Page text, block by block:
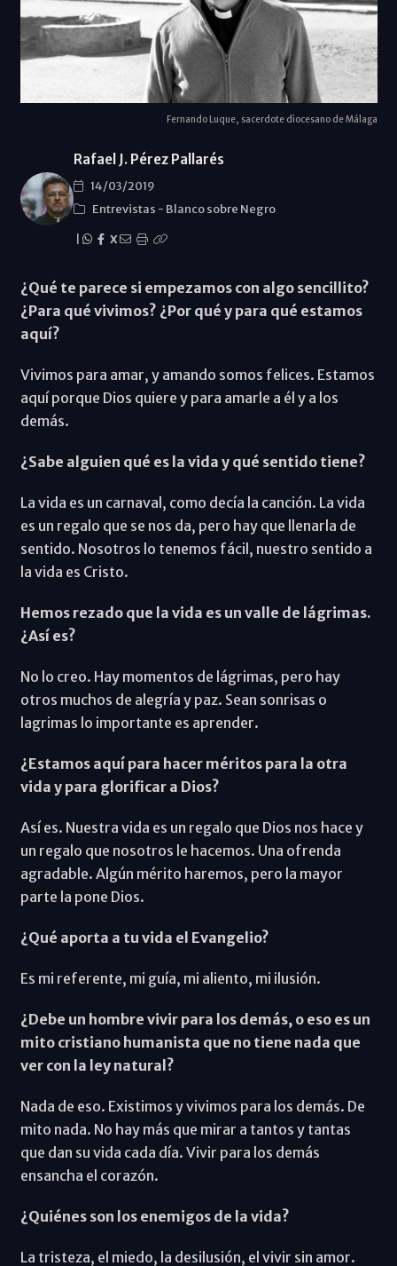
Fernando Luque, sacerdote diocesano de Málaga
Rafael J. Pérez Pallarés
14/03/2019
Entrevistas - Blanco sobre Negro
X
¿Qué te parece si empezamos con algo sencillito?
¿Para qué vivimos? ¿Por qué y para qué estamos
aquí?
Vivimos para amar, y amando somos felices. Estamos
aquí porque Dios quiere y para amarle a él y a los
demás.
¿Sabe alguien qué es la vida y qué sentido tiene?
La vida es un carnaval, como decía la canción. La vida
es un regalo que se nos da, pero hay que llenarla de
sentido. Nosotros lo tenemos fácil, nuestro sentido a
la vida es Cristo.
Hemos rezado que la vida es un valle de lágrimas.
¿Así es?
No lo creo. Hay momentos de lágrimas, pero hay
otros muchos de alegría y paz. Sean sonrisas o
lagrimas lo importante es aprender.
¿Estamos aquí para hacer méritos para la otra
vida y para glorificar a Dios?
Así es. Nuestra vida es un regalo que Dios nos hace y
un regalo que nosotros le hacemos. Una ofrenda
agradable. Algún mérito haremos, pero la mayor
parte la pone Dios.
¿Qué aporta a tu vida el Evangelio?
Es mi referente, mi guía, mi aliento, mi ilusión.
¿Debe un hombre vivir para los demás, o eso es un
mito cristiano humanista que no tiene nada que
ver con la ley natural?
Nada de eso. Existimos y vivimos para los demás. De
mito nada. No hay más que mirar a tantos y tantas
que dan su vida cada día. Vivir para los demás
ensancha el corazón.
¿Quiénes son los enemigos de la vida?
La tristeza, el miedo, la desilusión, el vivir sin amor.